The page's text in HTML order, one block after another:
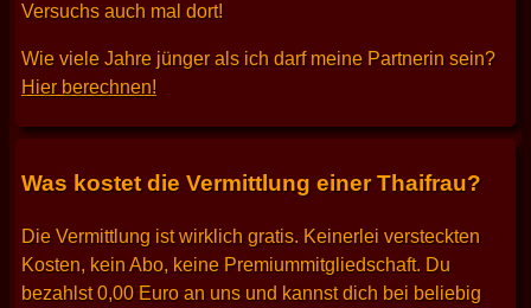
Versuchs auch mal dort!
Wie viele Jahre jünger als ich darf meine Partnerin sein?
Hier berechnen!
Was kostet die Vermittlung einer Thaifrau?
Die Vermittlung ist wirklich gratis. Keinerlei versteckten
Kosten, kein Abo, keine Premiummitgliedschaft. Du
bezahlst 0,00 Euro an uns und kannst dich bei beliebig